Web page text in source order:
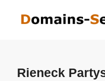
Rieneck